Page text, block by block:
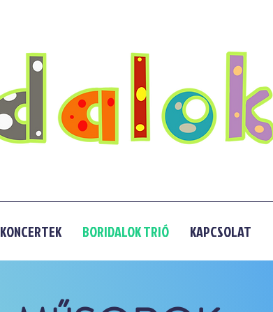
KONCERTEK BORIDALOK TRIÓ KAPCSOLAT